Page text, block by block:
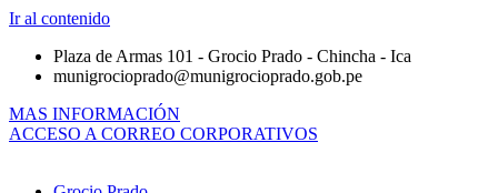
Ir al contenido
Plaza de Armas 101 - Grocio Prado - Chincha - Ica
munigrocioprado@munigrocioprado.gob.pe
MAS INFORMACIÓN
ACCESO A CORREO CORPORATIVOS